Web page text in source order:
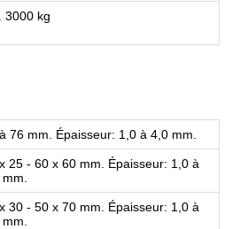
3000 kg
76 mm. Épaisseur: 1,0 à 4,0 mm.
25 - 60 x 60 mm. Épaisseur: 1,0 à
30 - 50 x 70 mm. Épaisseur: 1,0 à